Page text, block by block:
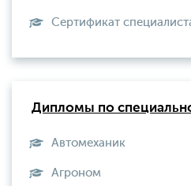
Сертификат
Дипломы по
Автомеханик
Агроном